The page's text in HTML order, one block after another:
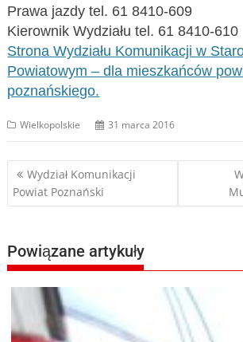
Prawa jazdy tel. 61 8410-609
Kierownik Wydziału tel. 61 8410-610
Strona Wydziału Komunikacji w
Powiatowym – dla mieszkańców
poznańskiego.
Wielkopolskie 31 marca 2016
Nawigacja
wpisu
Wydział Komunikacji
Powiat Poznański
Powiązane artykuły